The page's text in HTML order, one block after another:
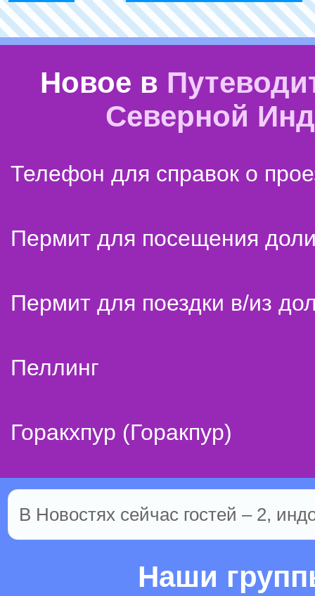
Новое в
Северной
Телефон для справок о
Пермит для посещения
Пермит для поездки в/из
Пеллинг
Горакхпур (Горакпур)
В Новостях сейчас гостей – 2,
Наши